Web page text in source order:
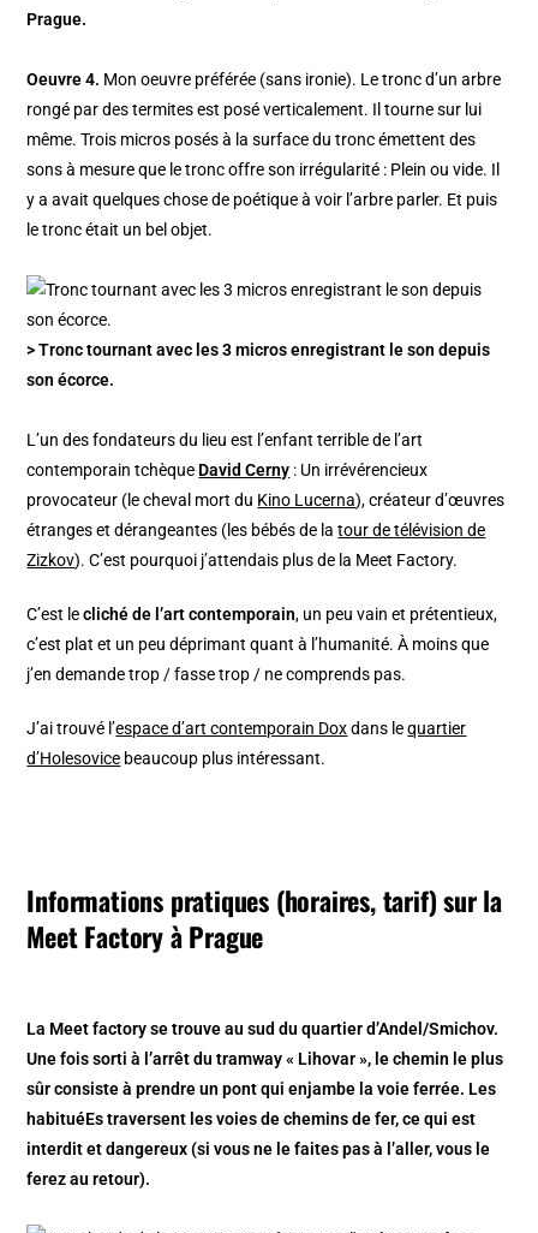
Prague.
Oeuvre 4. Mon oeuvre préférée (sans ironie). Le tronc d’un arbre
rongé par des termites est posé verticalement. Il tourne sur lui
même. Trois micros posés à la surface du tronc émettent des
sons à mesure que le tronc offre son irrégularité : Plein ou vide. Il
y a avait quelques chose de poétique à voir l’arbre parler. Et puis
le tronc était un bel objet.
> Tronc tournant avec les 3 micros enregistrant le son depuis
son écorce.
L’un des fondateurs du lieu est l’enfant terrible de l’art
contemporain tchèque David Cerny : Un irrévérencieux
provocateur (le cheval mort du Kino Lucerna), créateur d’œuvres
étranges et dérangeantes (les bébés de latour de télévision de
Zizkov). C’est pourquoi j’attendais plus de la Meet Factory.
C’est lecliché de l’art contemporain, un peu vain et prétentieux,
c’est plat et un peu déprimant quant à l’humanité. À moins que
j’en demande trop / fasse trop / ne comprends pas.
J’ai trouvé l’espace d’art contemporain Doxdans lequartier
d’Holesovice beaucoup plus intéressant.
Informations pratiques (horaires, tarif) sur la
Meet Factory à Prague
La Meet factory se trouve au sud du quartier d’Andel/Smichov.
Une fois sorti à l’arrêt du tramway « Lihovar », le chemin le plus
sûr consiste à prendre un pont qui enjambe la voie ferrée. Les
habituéEs traversent les voies de chemins de fer, ce qui est
interdit et dangereux (si vous ne le faites pas à l’aller, vous le
ferez au retour).